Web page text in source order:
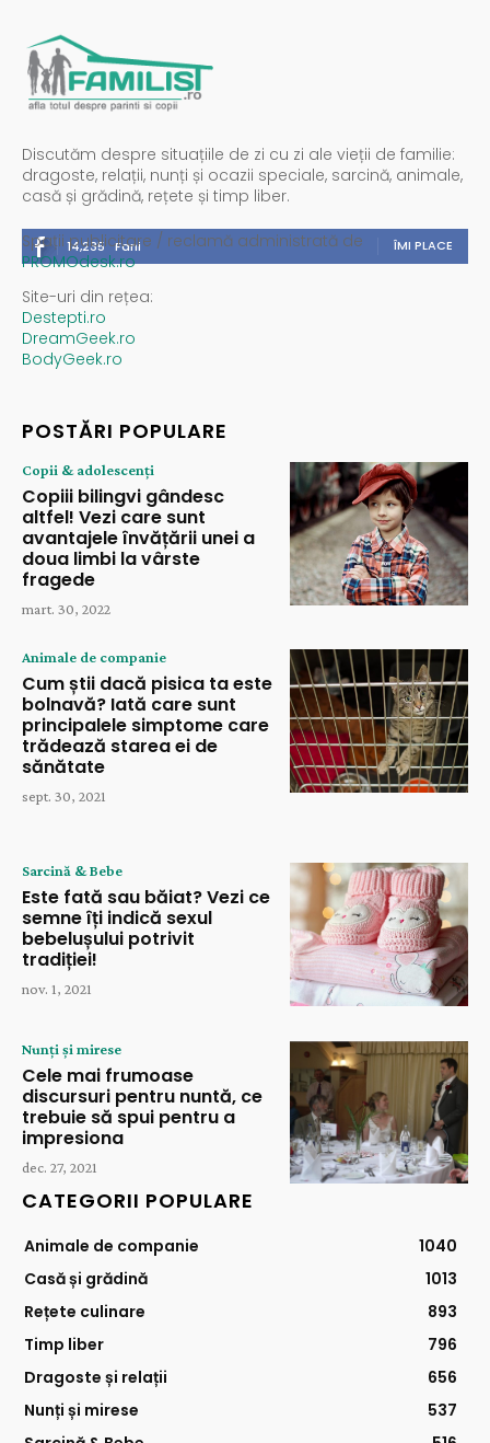
Discutăm despre situațiile de zi cu zi ale vieții de familie:
dragoste, relații, nunți și ocazii speciale, sarcină, animale,
casă și grădină, rețete și timp liber.
14,235 Fani ÎMI PLACE
Spații publicitare / reclamă administrată de
PROMOdesk.ro
Site-uri din rețea:
Destepti.ro
DreamGeek.ro
BodyGeek.ro
POSTĂRI POPULARE
Copii & adolescenți
Copiii bilingvi gândesc
altfel! Vezi care sunt
avantajele învățării unei a
doua limbi la vârste
fragede
mart. 30, 2022
Animale de companie
Cum știi dacă pisica ta este
bolnavă? Iată care sunt
principalele simptome care
trădează starea ei de
sănătate
sept. 30, 2021
Sarcină & Bebe
Este fată sau băiat? Vezi ce
semne îți indică sexul
bebelușului potrivit
tradiției!
nov. 1, 2021
Nunți și mirese
Cele mai frumoase
discursuri pentru nuntă, ce
trebuie să spui pentru a
impresiona
dec. 27, 2021
CATEGORII POPULARE
Animale de companie
1040
Casă și grădină
1013
Rețete culinare
893
Timp liber
796
Dragoste și relații
656
Nunți și mirese
537